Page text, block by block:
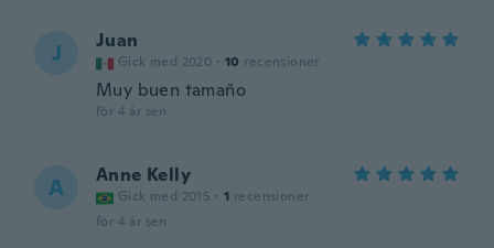
J Juan
Gick med 2020 · 10 recensioner
Muy buen tamaño
för 4 år sen
A Anne Kelly
Gick med 2015 · 1 recensioner
för 4 år sen